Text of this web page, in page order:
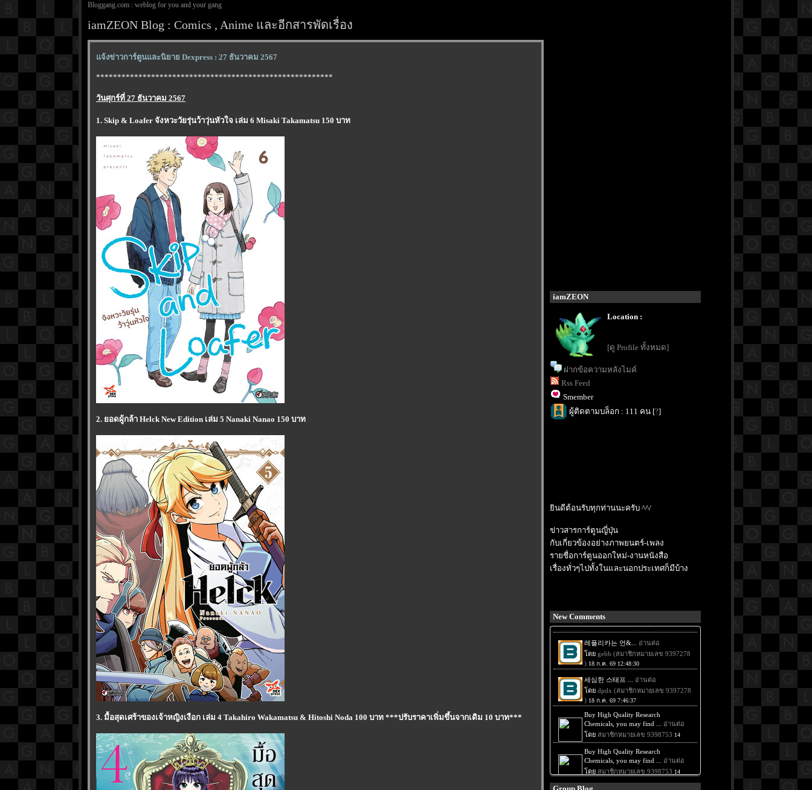
Bloggang.com : weblog for you and your gang
iamZEON Blog : Comics , Anime และอีกสารพัดเรื่อง
จ้งข่าวการ์ตูนและนิยาย Dexpress : 27 ธันวาคม 2567
********************************************************
วันศุกร์ที่ 27 ธันวาคม 2567
1. Skip & Loafer จังหวะวัยรุ่นว้าวุ่นหัวใจ เล่ม 6 Misaki Takamatsu 150 บาท
2. ยอดผู้กล้า Helck New Edition เล่ม 5 Nanaki Nanao 150 บาท
3. มื้อสุดเศร้าของเจ้าหญิงเงือก เล่ม 4 Takahiro Wakamatsu & Hitoshi Noda 100 บาท ***ปรับราคาเพิ่มขึ้นจากเดิม 10 บาท***
iamZEON
Location :
[ดู Profile ทั้งหมด]
ฝากข้อความหลังไมค์
Rss Feed
Smember
ผู้ติดตามบล็อก : 111 คน [?]
ินดีต้อนรับทุกท่านนะครับ ^^/
ข่าวสารการ์ตูนญี่ปุ่น
กับเกี่ยวข้องอย่างภาพยนตร์-เพลง
รายชื่อการ์ตูนออกใหม่-งานหนังสือ
เรื่องทั่วๆไปทั้งในและนอกประเทศก็มีบ้าง
New Comments